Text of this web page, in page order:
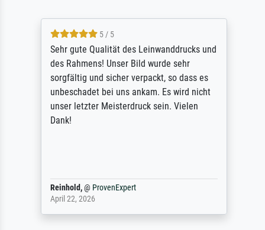
5 / 5
Sehr gute Qualität des Leinwanddrucks und
des Rahmens! Unser Bild wurde sehr
sorgfältig und sicher verpackt, so dass es
unbeschadet bei uns ankam. Es wird nicht
unser letzter Meisterdruck sein. Vielen
Dank!
Reinhold,@ ProvenExpert
April 22, 2026